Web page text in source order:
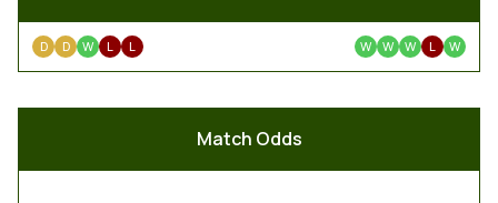
D D W L L W W W L W
Match Odds